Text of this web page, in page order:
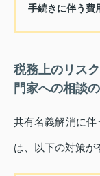
手続きに伴う費
税務上のリス
門家への相談
共有名義解消に伴
は、以下の対策が